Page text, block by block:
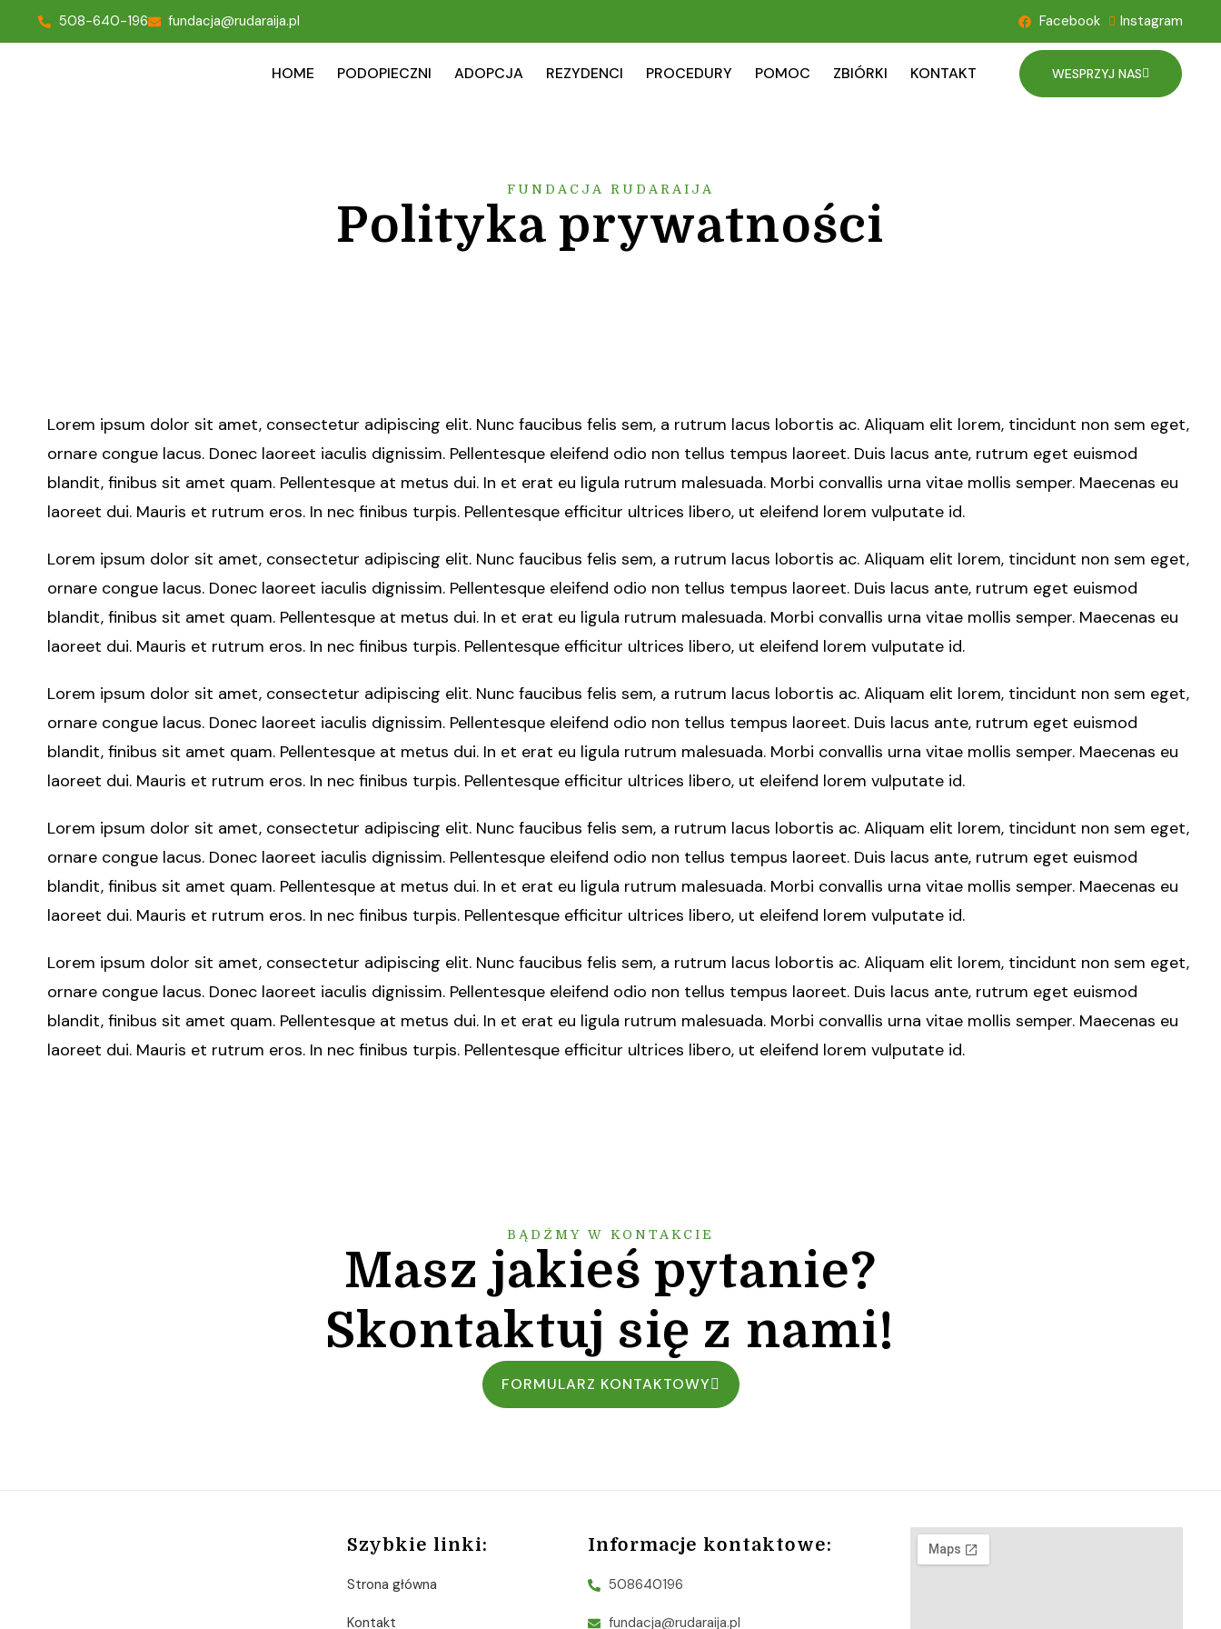
508-640-196 fundacja@rudaraija.pl Facebook Instagram
HOME PODOPIECZNI ADOPCJA REZYDENCI PROCEDURY POMOC ZBIÓRKI KONTAKT WESPRZYJ NAS
FUNDACJA RUDARAIJA
Polityka prywatności
Lorem ipsum dolor sit amet, consectetur adipiscing elit. Nunc faucibus felis sem, a rutrum lacus lobortis ac. Aliquam elit lorem, tincidunt non sem eget,
ornare congue lacus. Donec laoreet iaculis dignissim. Pellentesque eleifend odio non tellus tempus laoreet. Duis lacus ante, rutrum eget euismod
blandit, finibus sit amet quam. Pellentesque at metus dui. In et erat eu ligula rutrum malesuada. Morbi convallis urna vitae mollis semper. Maecenas eu
laoreet dui. Mauris et rutrum eros. In nec finibus turpis. Pellentesque efficitur ultrices libero, ut eleifend lorem vulputate id.
Lorem ipsum dolor sit amet, consectetur adipiscing elit. Nunc faucibus felis sem, a rutrum lacus lobortis ac. Aliquam elit lorem, tincidunt non sem eget,
ornare congue lacus. Donec laoreet iaculis dignissim. Pellentesque eleifend odio non tellus tempus laoreet. Duis lacus ante, rutrum eget euismod
blandit, finibus sit amet quam. Pellentesque at metus dui. In et erat eu ligula rutrum malesuada. Morbi convallis urna vitae mollis semper. Maecenas eu
laoreet dui. Mauris et rutrum eros. In nec finibus turpis. Pellentesque efficitur ultrices libero, ut eleifend lorem vulputate id.
Lorem ipsum dolor sit amet, consectetur adipiscing elit. Nunc faucibus felis sem, a rutrum lacus lobortis ac. Aliquam elit lorem, tincidunt non sem eget,
ornare congue lacus. Donec laoreet iaculis dignissim. Pellentesque eleifend odio non tellus tempus laoreet. Duis lacus ante, rutrum eget euismod
blandit, finibus sit amet quam. Pellentesque at metus dui. In et erat eu ligula rutrum malesuada. Morbi convallis urna vitae mollis semper. Maecenas eu
laoreet dui. Mauris et rutrum eros. In nec finibus turpis. Pellentesque efficitur ultrices libero, ut eleifend lorem vulputate id.
Lorem ipsum dolor sit amet, consectetur adipiscing elit. Nunc faucibus felis sem, a rutrum lacus lobortis ac. Aliquam elit lorem, tincidunt non sem eget,
ornare congue lacus. Donec laoreet iaculis dignissim. Pellentesque eleifend odio non tellus tempus laoreet. Duis lacus ante, rutrum eget euismod
blandit, finibus sit amet quam. Pellentesque at metus dui. In et erat eu ligula rutrum malesuada. Morbi convallis urna vitae mollis semper. Maecenas eu
laoreet dui. Mauris et rutrum eros. In nec finibus turpis. Pellentesque efficitur ultrices libero, ut eleifend lorem vulputate id.
Lorem ipsum dolor sit amet, consectetur adipiscing elit. Nunc faucibus felis sem, a rutrum lacus lobortis ac. Aliquam elit lorem, tincidunt non sem eget,
ornare congue lacus. Donec laoreet iaculis dignissim. Pellentesque eleifend odio non tellus tempus laoreet. Duis lacus ante, rutrum eget euismod
blandit, finibus sit amet quam. Pellentesque at metus dui. In et erat eu ligula rutrum malesuada. Morbi convallis urna vitae mollis semper. Maecenas eu
laoreet dui. Mauris et rutrum eros. In nec finibus turpis. Pellentesque efficitur ultrices libero, ut eleifend lorem vulputate id.
BĄDŹMY W KONTAKCIE
Masz jakieś pytanie?
Skontaktuj się z nami!
FORMULARZ KONTAKTOWY
Szybkie linki:
Strona główna
Kontakt
Informacje kontaktowe:
508640196
fundacja@rudaraija.pl